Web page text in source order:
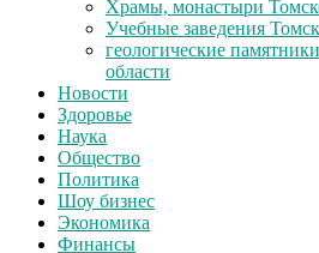
Храмы, монастыри
Учебные заведения
геологические
области
Новости
Здоровье
Наука
Общество
Политика
Шоу бизнес
Экономика
Финансы